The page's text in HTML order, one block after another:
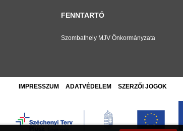
FENNTARTÓ
Szombathely MJV Önkormányzata
IMPRESSZUM ADATVÉDELEM SZERZŐI JOGOK